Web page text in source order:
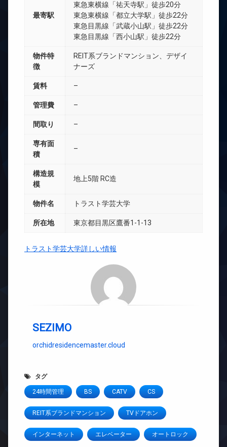
最寄駅
東急東横線「祐天寺駅」徒歩20分
東急東横線「都立大学駅」徒歩22分
東急目黒線「武蔵小山駅」徒歩22分
東急目黒線「西小山駅」徒歩22分
物件特
徴
REIT系ブランドマンション、デザイ
ナーズ
賃料 –
管理費 –
間取り –
専有面
積
–
構造規
模
地上5階 RC造
物件名 トラスト学芸大学
所在地 東京都目黒区鷹番1-1-13
トラスト学芸大学詳しい情報
SEZIMO
orchidresidencemaster.cloud
タグ
24時間管理 BS CATV CS
REIT系ブランドマンション TVドアホン
インターネット エレベーター オートロック